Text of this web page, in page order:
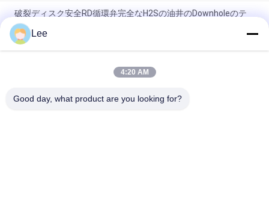
破裂ディスク安全RD循環弁完全なH2Sの油井のDownholeのテ
スト
破裂ディスクRD循環弁の合金鋼のドリル茎のテスト ツール
開いた穴の内部圧力は健康なテストのための循環弁を作動させ
Lee
4:20 AM
Good day, what product are you looking for?